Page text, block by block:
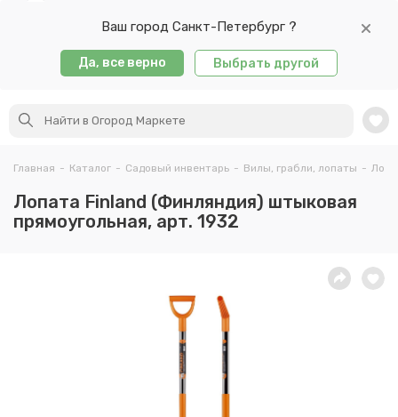
Ваш город Санкт-Петербург ?
Да, все верно Выбрать другой
Главная - Каталог - Садовый инвентарь - Вилы, грабли, лопаты -
Лопата Finland (Финляндия) штыковая
прямоугольная, арт. 1932